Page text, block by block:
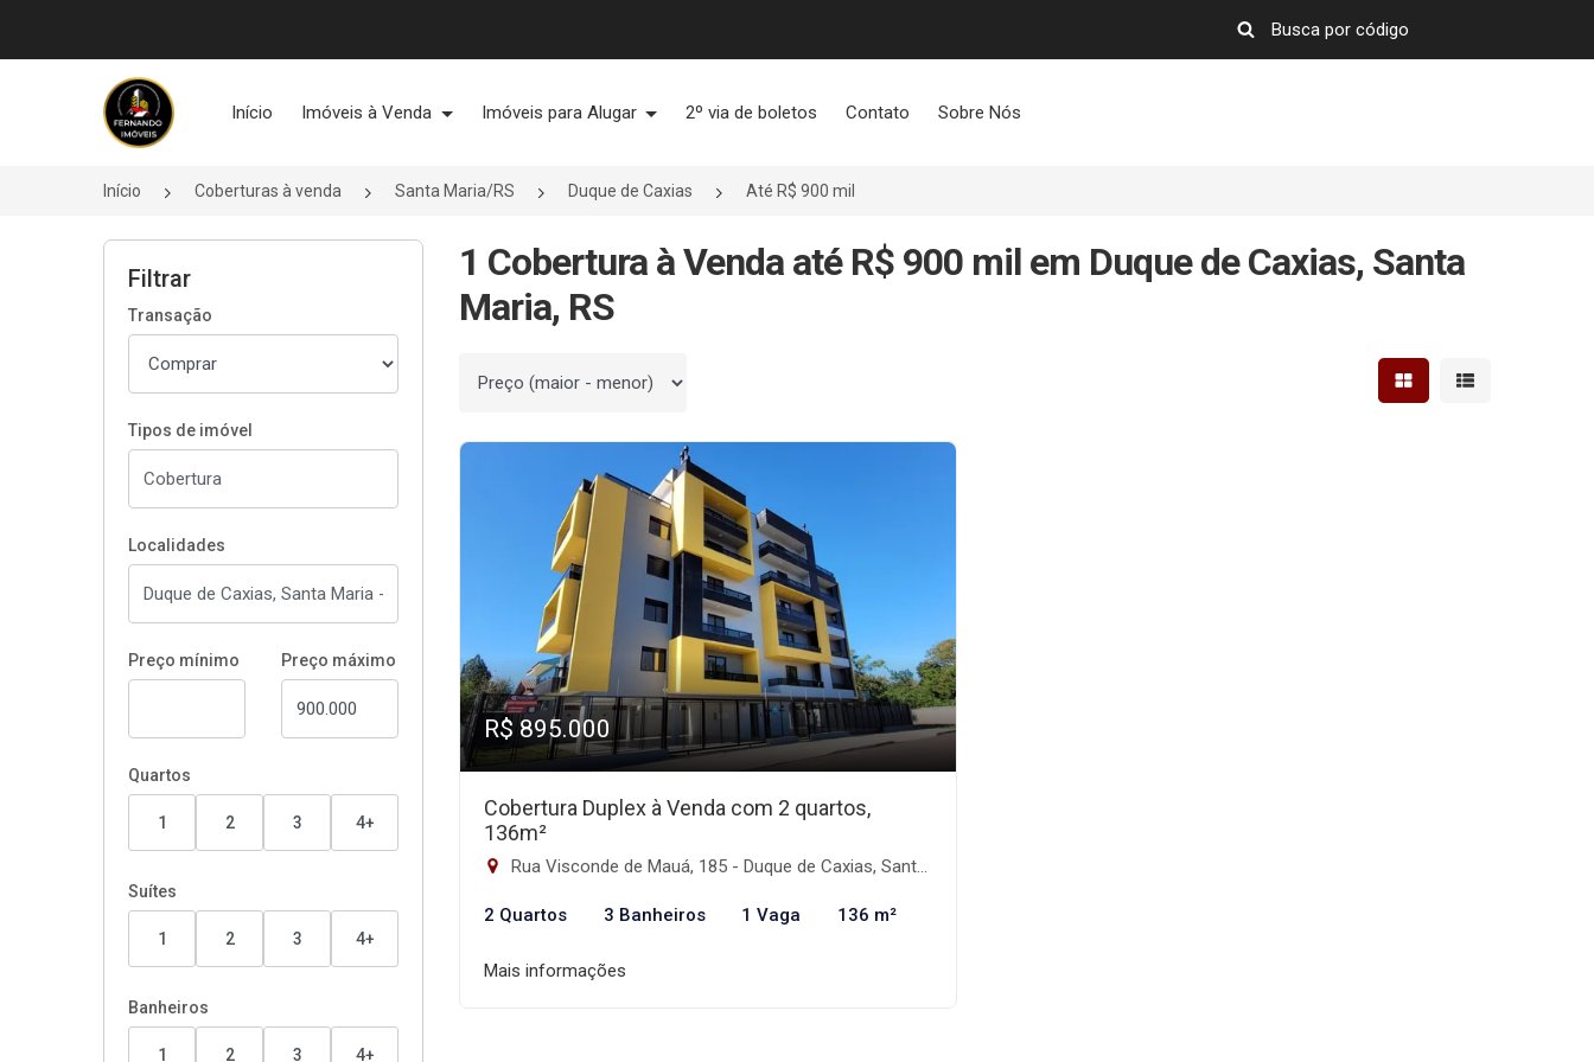
Página inicial
Início Imóveis à Venda Imóveis para Alugar 2º via de boletos Contato Sobre Nós
Início Coberturas à venda Santa Maria/RS Duque de Caxias Até R$ 900 mil
Filtrar
Transação
Tipos de imóvel
Localidades
Preço mínimo Preço máximo
Quartos
1 2 3 4+
Suítes
1 2 3 4+
Banheiros
1 2 3 4+
1 Cobertura à Venda até R$ 900 mil em Duque de Caxias, Santa
Maria, RS
Ordenar por Mostrar resultados em
Mostrar
R$ 895.000
Cobertura Duplex à Venda com 2 quartos,
136m²
Rua Visconde de Mauá, 185 - Duque de Caxias, Santa Maria-RS
2 Quartos 3 Banheiros 1 Vaga 136 m²
Mais informações